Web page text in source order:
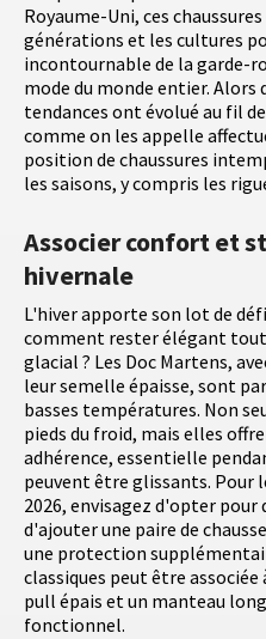
Royaume-Uni, ces
générations et les cultures
incontournable de la garde-
mode du monde entier. Alors
tendances ont évolué au fil
comme on les appelle
position de chaussures
les saisons, y compris les
Associer confort et
hivernale
L'hiver apporte son lot de
comment rester élégant
glacial ? Les Doc Martens,
leur semelle épaisse, sont
basses températures. Non
pieds du froid, mais elles
adhérence, essentielle
peuvent être glissants. Pour
2026, envisagez d'opter pour
d'ajouter une paire de
une protection
classiques peut être
pull épais et un manteau
fonctionnel.